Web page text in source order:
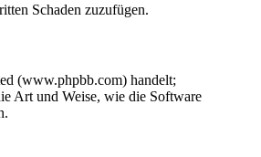
Schaden zuzufügen.
(www.phpbb.com) handelt;
Art und Weise, wie die Software